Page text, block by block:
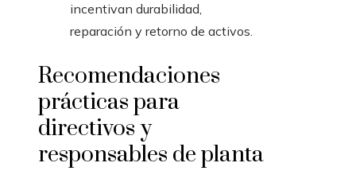
incentivan durabilidad,
reparación y retorno de activos.
Recomendaciones
prácticas para
directivos y
responsables de planta